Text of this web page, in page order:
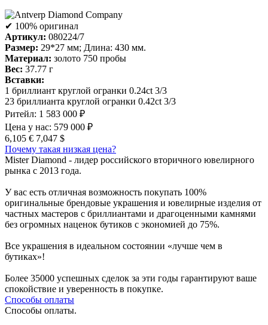
✔ 100% оригинал
Артикул: 080224/7
Размер: 29*27 мм; Длина: 430 мм.
Материал: золото 750 пробы
Вес: 37.77 г
Вставки:
1 бриллиант круглой огранки 0.24ct 3/3
23 бриллианта круглой огранки 0.42ct 3/3
Ритейл: 1 583 000 ₽
Цена у нас: 579 000 ₽
6,105 € 7,047 $
Почему такая низкая цена?
Mister Diamond - лидер российского вторичного ювелирного
рынка с 2013 года.
У вас есть отличная возможность покупать 100%
оригинальные брендовые украшения и ювелирные изделия от
частных мастеров с бриллиантами и драгоценными камнями
без огромных наценок бутиков с экономией до 75%.
Все украшения в идеальном состоянии «лучше чем в
бутиках»!
Более 35000 успешных сделок за эти годы гарантируют ваше
спокойствие и уверенность в покупке.
Способы оплаты
Способы оплаты.